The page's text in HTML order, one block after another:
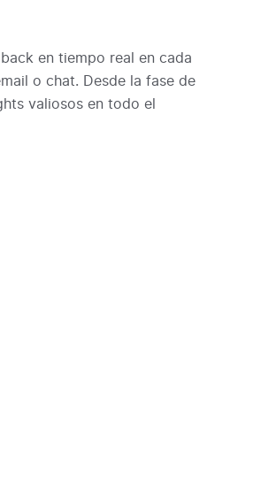
en tiempo real en cada
o chat. Desde la fase de
valiosos en todo el